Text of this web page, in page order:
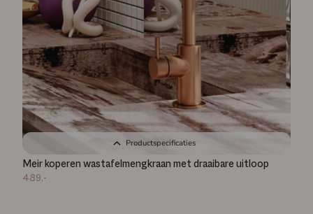
Productspecificaties
Meir koperen wastafelmengkraan met draaibare uitloop
489,-